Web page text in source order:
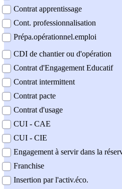
Contrat apprentissage
Cont. professionnalisation
Prépa.opérationnel.emploi
CDI de chantier ou d'opération
Contrat d'Engagement Educatif
Contrat intermittent
Contrat pacte
Contrat d'usage
CUI - CAE
CUI - CIE
Engagement à servir dans la
Franchise
Insertion par l'activ.éco.